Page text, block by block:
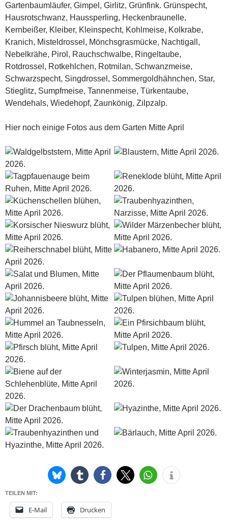
Gartenbaumläufer, Gimpel, Girlitz, Grünfink. Grünspecht,
Hausrotschwanz, Haussperling, Heckenbraunelle,
Kernbeißer, Kleiber, Kleinspecht, Kohlmeise, Kolkrabe,
Kranich, Misteldrossel, Mönchsgrasmücke, Nachtigall,
Nebelkrähe, Pirol, Rauchschwalbe, Ringeltaube,
Rotdrossel, Rotkehlchen, Rotmilan, Schwanzmeise,
Schwarzspecht, Singdrossel, Sommergoldhähnchen, Star,
Stieglitz, Sumpfmeise, Tannenmeise, Türkentaube,
Wendehals, Wiedehopf, Zaunkönig, Zilpzalp.
Hier noch einige Fotos aus dem Garten Mitte April
TEILEN MIT:
E-Mail Drucken